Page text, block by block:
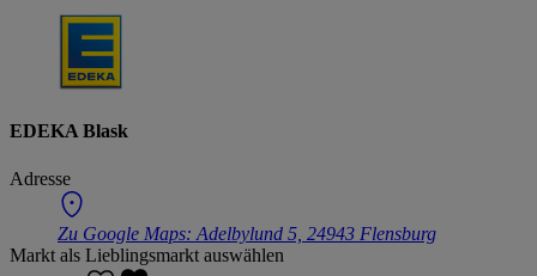
EDEKA Blask
Adresse
Zu Google Maps: Adelbylund 5, 24943 Flensburg
Markt als Lieblingsmarkt auswählen